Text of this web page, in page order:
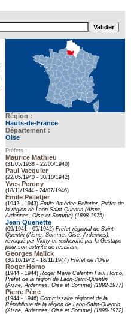
Région :
Hauts-de-France
Département :
Oise
Préfets :
Maurice Mathieu
(31/05/1938 - 22/05/1940)
Paul Vacquier
(22/05/1940 - 30/10/1942)
Yves Perony
(18/11/1944 - 24/07/1946)
Émile Pelletier
(1942 - 1943) Émile Amédee Pelletier, Préfet de
la région de Laon-Saint-Quentin (Aisne,
Ardennes, Oise et Somme) (1898-1975)
Jean Quenette
(09/1941 - 05/1942) Préfet régional de Saint-
Quentin (Aisne, Somme, Oise, Ardennes),
révoqué par Vichy et recherché par la Gestapo
pour son activité de résistant.
Georges Malick
(30/10/1942 - 18/11/1944) Préfet de l'Oise
Roger Homo
(1944 - 1944) Roger Marie Calentin Paul Homo,
Préfet de la région de Laon-Saint-Quentin
(Aisne, Ardennes, Oise et Somme) (1892-1977)
Pierre Pène
(1944 - 1946) Commissaire régional de la
République de la région de Laon-Saint-Quentin
(Aisne, Ardennes, Oise et Somme) (1898-1972)